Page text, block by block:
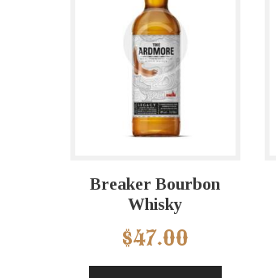
Breaker Bourbon
Whisky
$47.00